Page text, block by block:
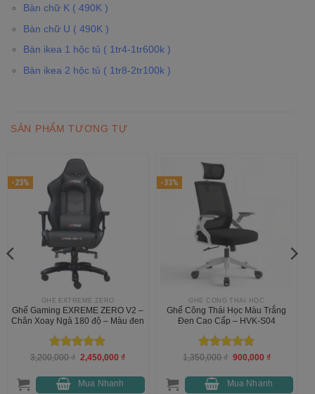
Bàn chữ K ( 490K )
Bàn chữ U ( 490K )
Bàn ikea 1 hộc tủ ( 1tr4-1tr600k )
Bàn ikea 2 hộc tủ ( 1tr8-2tr100k )
SẢN PHẨM TƯƠNG TỰ
-23%
GHẾ EXTREME ZERO
Ghế Gaming EXREME ZERO V2 –
Chân Xoay Ngả 180 độ – Màu đen
Được xếp
sao
3,200,000₫ Giá
gốc
3,200,000 ₫.
2,450,000 ₫Giá
2,450,000 ₫.
Mua Nhanh
-33%
GHẾ CÔNG THÁI HỌC
Ghế Công Thái Học Màu Trắng
Đen Cao Cấp – HVK-S04
Được xếp
sao
1,350,000₫ Giá
1,350,000 ₫.
900,000 ₫Giá
là:
900,000 ₫.
Mua Nhanh
₫.